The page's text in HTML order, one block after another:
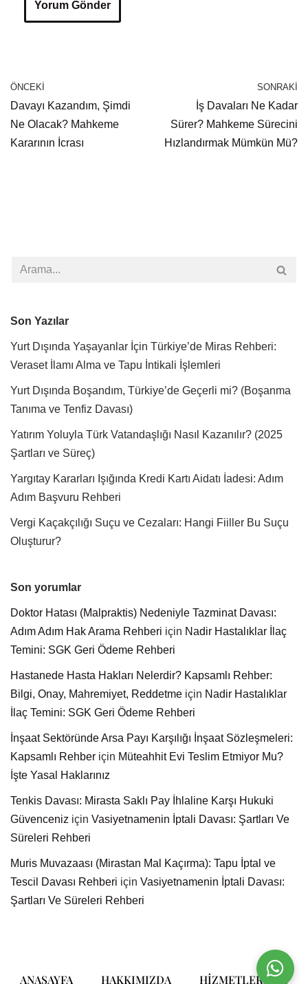
ÖNCEKI
Davayı Kazandım, Şimdi
Ne Olacak? Mahkeme
Kararının İcrası
SONRAKI
İş Davaları Ne Kadar
Sürer? Mahkeme Sürecini
Hızlandırmak Mümkün Mü?
Son Yazılar
Yurt Dışında Yaşayanlar İçin Türkiye’de Miras Rehberi:
Veraset İlamı Alma ve Tapu İntikali İşlemleri
Yurt Dışında Boşandım, Türkiye’de Geçerli mi? (Boşanma
Tanıma ve Tenfiz Davası)
Yatırım Yoluyla Türk Vatandaşlığı Nasıl Kazanılır? (2025
Şartları ve Süreç)
Yargıtay Kararları Işığında Kredi Kartı Aidatı İadesi: Adım
Adım Başvuru Rehberi
Vergi Kaçakçılığı Suçu ve Cezaları: Hangi Fiiller Bu Suçu
Oluşturur?
Son yorumlar
Doktor Hatası (Malpraktis) Nedeniyle Tazminat Davası:
Adım Adım Hak Arama Rehberi için Nadir Hastalıklar İlaç
Temini: SGK Geri Ödeme Rehberi
Hastanede Hasta Hakları Nelerdir? Kapsamlı Rehber:
Bilgi, Onay, Mahremiyet, Reddetme için Nadir Hastalıklar
İlaç Temini: SGK Geri Ödeme Rehberi
İnşaat Sektöründe Arsa Payı Karşılığı İnşaat Sözleşmeleri:
Kapsamlı Rehber için Müteahhit Evi Teslim Etmiyor Mu?
İşte Yasal Haklarınız
Tenkis Davası: Mirasta Saklı Pay İhlaline Karşı Hukuki
Güvenceniz için Vasiyetnamenin İptali Davası: Şartları Ve
Süreleri Rehberi
Muris Muvazaası (Mirastan Mal Kaçırma): Tapu İptal ve
Tescil Davası Rehberi için Vasiyetnamenin İptali Davası:
Şartları Ve Süreleri Rehberi
ANASAYFA HAKKIMIZDA HIZMETLERIMIZ